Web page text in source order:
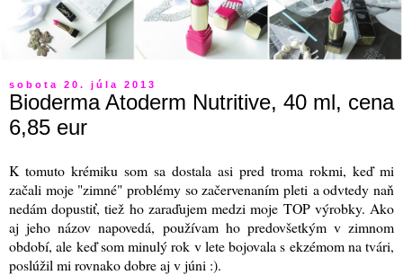
sobota 20. júla 2013
Bioderma Atoderm Nutritive, 40 ml, cena
6,85 eur
K tomuto krémiku som sa dostala asi pred troma rokmi, keď mi
začali moje "zimné" problémy so začervenaním pleti a odvtedy naň
nedám dopustiť, tiež ho zaraďujem medzi moje TOP výrobky. Ako
aj jeho názov napovedá, používam ho predovšetkým v zimnom
období, ale keď som minulý rok v lete bojovala s ekzémom na tvári,
poslúžil mi rovnako dobre aj v júni :).